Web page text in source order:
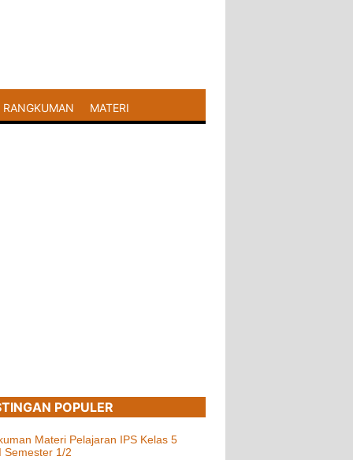
RANGKUMAN MATERI
POPULER
Materi Pelajaran IPS Kelas 5
Semester 1/2